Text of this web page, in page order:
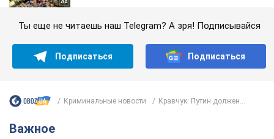
Ты еще не читаешь наш Telegram? А зря! Подписывайся
Подписаться Подписаться
Криминальные новости Кравчук: Путин должен...
Важное